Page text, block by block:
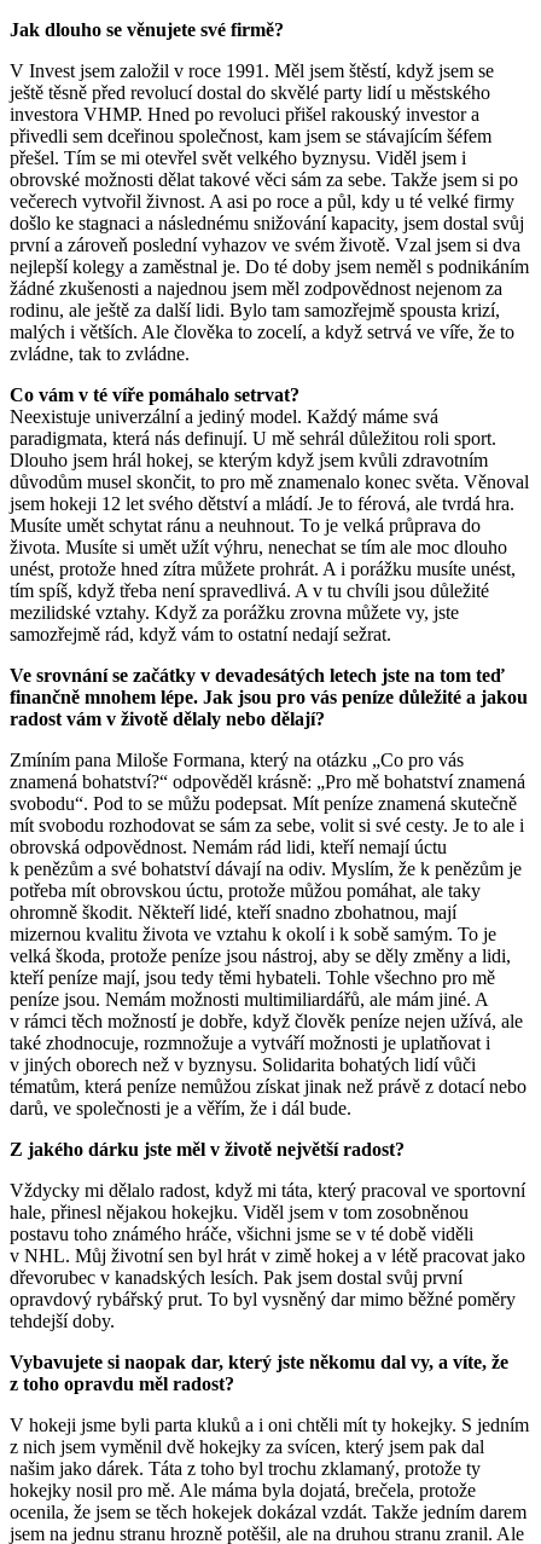
Jak dlouho se věnujete své firmě?
V Invest jsem založil v roce 1991. Měl jsem štěstí, když jsem se
ještě těsně před revolucí dostal do skvělé party lidí u městského
investora VHMP. Hned po revoluci přišel rakouský investor a
přivedli sem dceřinou společnost, kam jsem se stávajícím šéfem
přešel. Tím se mi otevřel svět velkého byznysu. Viděl jsem i
obrovské možnosti dělat takové věci sám za sebe. Takže jsem si po
večerech vytvořil živnost. A asi po roce a půl, kdy u té velké firmy
došlo ke stagnaci a následnému snižování kapacity, jsem dostal svůj
první a zároveň poslední vyhazov ve svém životě. Vzal jsem si dva
nejlepší kolegy a zaměstnal je. Do té doby jsem neměl s podnikáním
žádné zkušenosti a najednou jsem měl zodpovědnost nejenom za
rodinu, ale ještě za další lidi. Bylo tam samozřejmě spousta krizí,
malých i větších. Ale člověka to zocelí, a když setrvá ve víře, že to
zvládne, tak to zvládne.
Co vám v té víře pomáhalo setrvat?
Neexistuje univerzální a jediný model. Každý máme svá
paradigmata, která nás definují. U mě sehrál důležitou roli sport.
Dlouho jsem hrál hokej, se kterým když jsem kvůli zdravotním
důvodům musel skončit, to pro mě znamenalo konec světa. Věnoval
jsem hokeji 12 let svého dětství a mládí. Je to férová, ale tvrdá hra.
Musíte umět schytat ránu a neuhnout. To je velká průprava do
života. Musíte si umět užít výhru, nenechat se tím ale moc dlouho
unést, protože hned zítra můžete prohrát. A i porážku musíte unést,
tím spíš, když třeba není spravedlivá. A v tu chvíli jsou důležité
mezilidské vztahy. Když za porážku zrovna můžete vy, jste
samozřejmě rád, když vám to ostatní nedají sežrat.
Ve srovnání se začátky v devadesátých letech jste na tom teď
finančně mnohem lépe. Jak jsou pro vás peníze důležité a jakou
radost vám v životě dělaly nebo dělají?
Zmíním pana Miloše Formana, který na otázku „Co pro vás
znamená bohatství?“ odpověděl krásně: „Pro mě bohatství znamená
svobodu“. Pod to se můžu podepsat. Mít peníze znamená skutečně
mít svobodu rozhodovat se sám za sebe, volit si své cesty. Je to ale i
obrovská odpovědnost. Nemám rád lidi, kteří nemají úctu
k penězům a své bohatství dávají na odiv. Myslím, že k penězům je
potřeba mít obrovskou úctu, protože můžou pomáhat, ale taky
ohromně škodit. Někteří lidé, kteří snadno zbohatnou, mají
mizernou kvalitu života ve vztahu k okolí i k sobě samým. To je
velká škoda, protože peníze jsou nástroj, aby se děly změny a lidi,
kteří peníze mají, jsou tedy těmi hybateli. Tohle všechno pro mě
peníze jsou. Nemám možnosti multimiliardářů, ale mám jiné. A
v rámci těch možností je dobře, když člověk peníze nejen užívá, ale
také zhodnocuje, rozmnožuje a vytváří možnosti je uplatňovat i
v jiných oborech než v byznysu. Solidarita bohatých lidí vůči
tématům, která peníze nemůžou získat jinak než právě z dotací nebo
darů, ve společnosti je a věřím, že i dál bude.
Z jakého dárku jste měl v životě největší radost?
Vždycky mi dělalo radost, když mi táta, který pracoval ve sportovní
hale, přinesl nějakou hokejku. Viděl jsem v tom zosobněnou
postavu toho známého hráče, všichni jsme se v té době viděli
v NHL. Můj životní sen byl hrát v zimě hokej a v létě pracovat jako
dřevorubec v kanadských lesích. Pak jsem dostal svůj první
opravdový rybářský prut. To byl vysněný dar mimo běžné poměry
tehdejší doby.
Vybavujete si naopak dar, který jste někomu dal vy, a víte, že
z toho opravdu měl radost?
V hokeji jsme byli parta kluků a i oni chtěli mít ty hokejky. S jedním
z nich jsem vyměnil dvě hokejky za svícen, který jsem pak dal
našim jako dárek. Táta z toho byl trochu zklamaný, protože ty
hokejky nosil pro mě. Ale máma byla dojatá, brečela, protože
ocenila, že jsem se těch hokejek dokázal vzdát. Takže jedním darem
jsem na jednu stranu hrozně potěšil, ale na druhou stranu zranil. Ale